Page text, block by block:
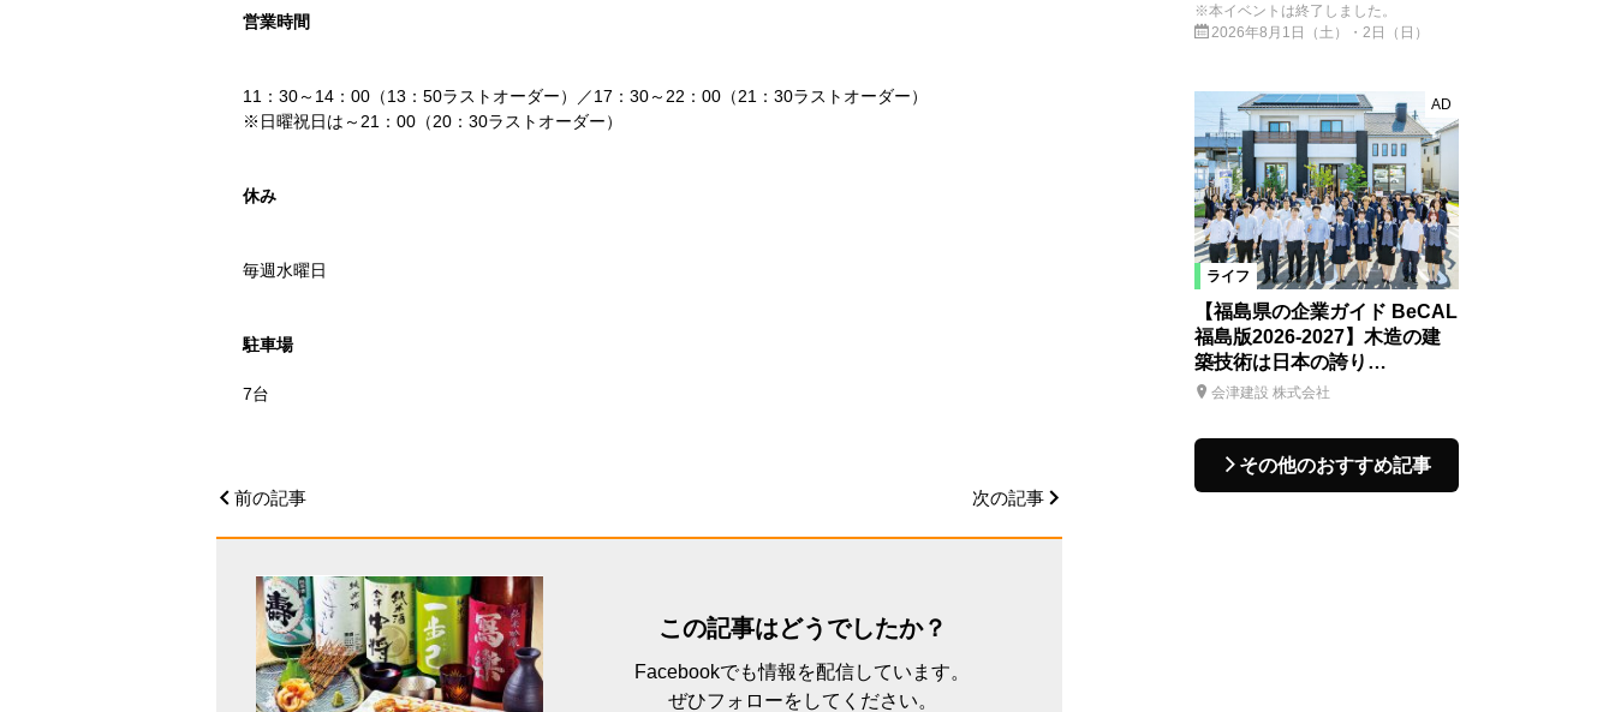
営業時間
11：30～14：00（13：50ラストオーダー）／17：30～22：00（21：30ラストオーダー）
※日曜祝日は～21：00（20：30ラストオーダー）
休み
毎週水曜日
駐車場
7台
前の記事 次の記事
この記事はどうでしたか？
Facebookでも情報を配信しています。
ぜひフォローをしてください。
※本イベントは終了しました。
2026年8月1日（土）・2日（日）
ライフ
AD
【福島県の企業ガイド BeCAL
福島版2026-2027】木造の建
築技術は日本の誇り…
会津建設 株式会社
その他のおすすめ記事